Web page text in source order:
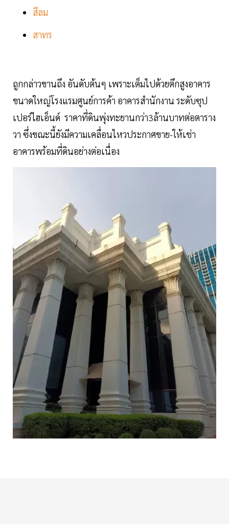
สีลม
สาทร
ถูกกล่าวขานถึง อันดับต้นๆ เพราะเต็มไปด้วยตึกสูงอาคาร
ขนาดใหญ่โรงแรมศูนย์การค้า อาคารสำนักงาน ระดับซุป
เปอร์ไฮเอ็นด์ ราคาที่ดินพุ่งทะยานกว่า3ล้านบาทต่อตาราง
วา ซึ่งขณะนี้ยังมีความเคลื่อนไหวประกาศขาย-ให้เช่า
อาคารพร้อมที่ดินอย่างต่อเนื่อง